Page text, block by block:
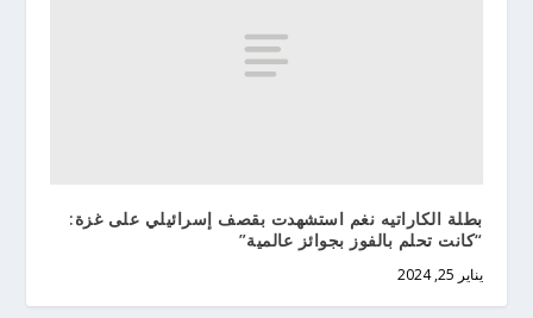
بطلة الكاراتيه نغم استشهدت بقصف إسرائيلي على غزة:
“كانت تحلم بالفوز بجوائز عالمية”
يناير 25, 2024